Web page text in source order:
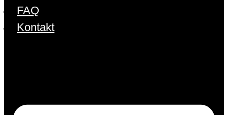
FAQ
Kontakt